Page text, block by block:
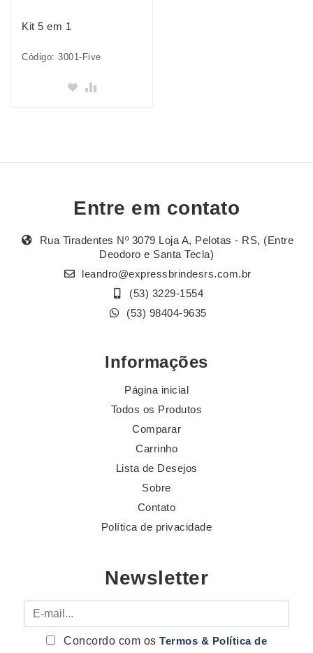
Kit 5 em 1
Código: 3001-Five
Entre em contato
Rua Tiradentes Nº 3079 Loja A, Pelotas - RS, (Entre
Deodoro e Santa Tecla)
leandro@expressbrindesrs.com.br
(53) 3229-1554
(53) 98404-9635
Informações
Página inicial
Todos os Produtos
Comparar
Carrinho
Lista de Desejos
Sobre
Contato
Política de privacidade
Newsletter
E-mail
Concordo com osTermos & Política de